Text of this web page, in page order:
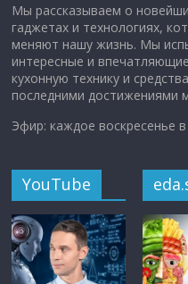
Мы рассказываем о
гаджетах и технологиях,
меняют нашу жизнь. Мы
интересные и
кухонную технику и
последними достижениями
Эфир: каждое воскресенье
YouTube